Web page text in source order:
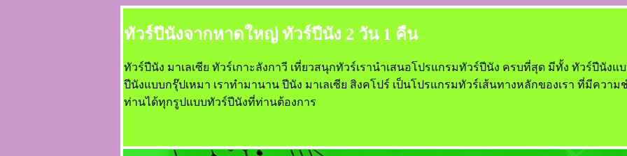
ทัวร์ปีนังจากหาดใหญ่ ทัวร์ปีนัง 2 วัน 1 คืน
ทัวร์ปีนัง มาเลเซีย ทัวร์เกาะลังกาวี เที่ยวสนุกทัวร์เรานำเสนอโปรแกรมทัวร์ปีนัง ครบที่สุด มีทั้ง ทัวร์ปีนัง
ปีนังแบบกรุ๊ปเหมา เราทำมานาน ปีนัง มาเลเซีย สิงคโปร์ เป็นโปรแกรมทัวร์เส้นทางหลักของเรา ที่มีควา
ท่านได้ทุกรูปแบบทัวร์ปีนังที่ท่านต้องการ